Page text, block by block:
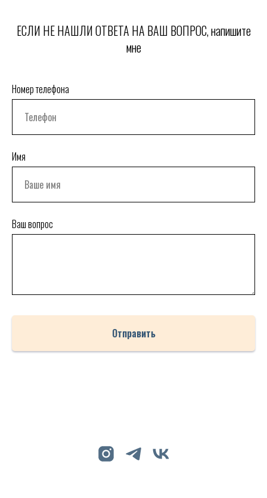
ЕСЛИ НЕ НАШЛИ ОТВЕТА НА ВАШ ВОПРОС, напишите
мне
Номер телефона
Имя
Ваш вопрос
Отправить